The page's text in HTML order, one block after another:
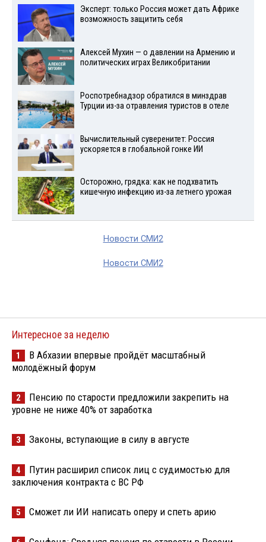
Эксперт: только Россия может дать Африке
возможность защитить себя
Алексей Мухин — о давлении на Армению и
политических играх Великобритании
Роспотребнадзор обратился в минздрав
Турции из-за отравления туристов в отеле
Вычислительный суверенитет: Россия
ускоряется в глобальной гонке ИИ
Осторожно, грядка: как не подхватить
кишечную инфекцию из-за летнего урожая
Новости СМИ2
Новости СМИ2
Интересное за неделю
1
В Абхазии впервые пройдёт масштабный
молодёжный форум
2
Пенсию по старости предложили закрепить на
уровне не ниже 40% от заработка
3 Законы, вступающие в силу в августе
4
Путин расширил список лиц с судимостью для
заключения контракта с ВС РФ
5 Сможет ли ИИ написать оперу и спеть арию